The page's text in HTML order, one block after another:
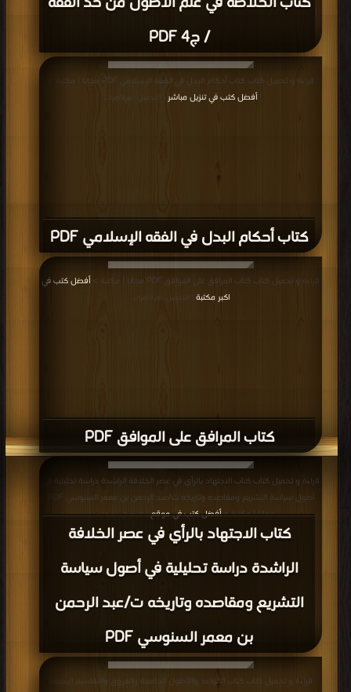
/ ج4 PDF
كتاب أحكام البدل في الفقه الإسلامي PDF
قراءة و تحميل كتاب كتاب أحكام البدل في الفقه الإسلامي PDF مجانا | مكتبة >
أفضل كتب في تنزيل مباشر | التحميل : مرة/مرات
كتاب المرافق على الموافق PDF
قراءة و تحميل كتاب كتاب المرافق على الموافق PDF مجانا | مكتبة >
أفضل كتب في
اكبر مكتبة
| التحميل : مرة/مرات
كتاب الاجتهاد بالرأي في عصر الخلافة
الراشدة دراسة تحليلية في أصول سياسة
التشريع ومقاصده وتاريخه ت/عبد الرحمن
بن معمر السنوسي PDF
قراءة و تحميل كتاب كتاب الاجتهاد بالرأي في عصر الخلافة الراشدة دراسة تحليلية في
مجانا | مكتبة >أفضل كتب في موقع| التحميل : مرة/مرات
قراءة و تحميل كتاب كتاب القواعد والأصول الجامعة والفروق والتقاسيم البديعة